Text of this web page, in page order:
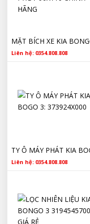
Liên hệ: 0354.808.808
Liên hệ: 0354.808.808